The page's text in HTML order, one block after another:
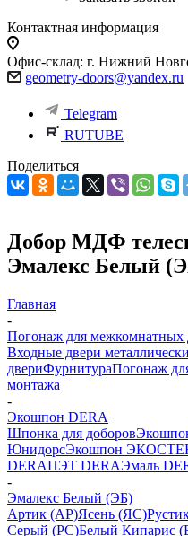
Контактная информация
Офис-склад: г. Нижний
geometry-doors@yandex.ru
Telegram
RUTUBE
Поделиться
Добор МДФ
Эмалекс Белый
Главная
-
Погонаж для межкомнатных
Входные двери
двериФурнитураПогонаж
монтажа
-
Экошпон DERA
Шпонка для доборов
ЮнидорсЭкошпон ЭКО
DERAПЭТ DERAЭмаль
-
Эмалекс Белый (ЭБ)
Артик (АР)Ясень (ЯС)
Серый (РС)Белый Кипарис